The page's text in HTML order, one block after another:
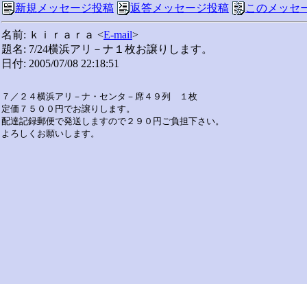
新規メッセージ投稿 返答メッセージ投稿 このメッセ
名前: ｋｉｒａｒａ <E-mail>
題名: 7/24横浜アリ－ナ１枚お譲りします。
日付: 2005/07/08 22:18:51
７／２４横浜アリ－ナ・センタ－席４９列　１枚
定価７５００円でお譲りします。
配達記録郵便で発送しますので２９０円ご負担下さい。